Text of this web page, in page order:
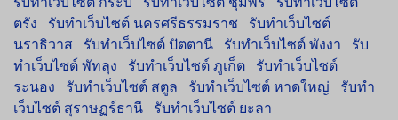
ตรัง
รับทำเว็บไซต์ นครศรีธรรมราช
รับทำเว็บไซต์
นราธิวาส
รับทำเว็บไซต์ ปัตตานี รับทำเว็บไซต์ พังงา
รับ
ทำเว็บไซต์ พัทลุง
รับทำเว็บไซต์ ภูเก็ต
รับทำเว็บไซต์
ระนอง
รับทำเว็บไซต์ สตูล รับทำเว็บไซต์ หาดใหญ่
รับทำ
เว็บไซต์ สุราษฏร์ธานี
รับทำเว็บไซต์ ยะลา